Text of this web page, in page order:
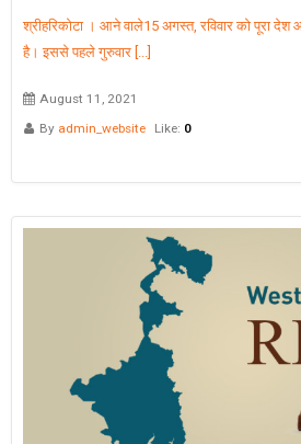
श्रीहरिकोटा । आने वाले15 अगस्त, रविवार को पूरा देश
है। इससे पहले गुरुवार [...]
August 11, 2021
By admin_website Like: 0